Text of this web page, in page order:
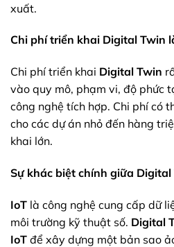
xuất.
Chi phí triển khai Digital Twin
Chi phí triển khai Digital Twin
vào quy mô, phạm vi, độ phức
công nghệ tích hợp. Chi phí có
cho các dự án nhỏ đến hàng
khai lớn.
Sự khác biệt chính giữa Digital
IoT là công nghệ cung cấp dữ
môi trường kỹ thuật số. Digital
IoT để xây dựng một bản sao